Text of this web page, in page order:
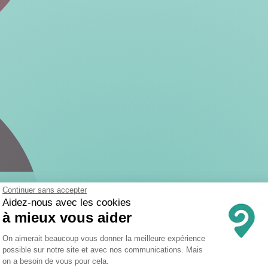
Continuer sans accepter
Aidez-nous avec les cookies
à mieux vous aider
Plateforme de Gestion du
On aimerait beaucoup vous donner la meilleure expérience
possible sur notre site et avec nos communications. Mais
on a besoin de vous pour cela.